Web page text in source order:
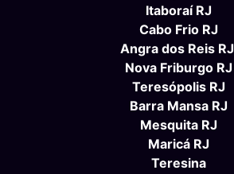
Itaboraí RJ
Cabo Frio RJ
Angra dos Reis RJ
Nova Friburgo RJ
Teresópolis RJ
Barra Mansa RJ
Mesquita RJ
Maricá RJ
Teresina